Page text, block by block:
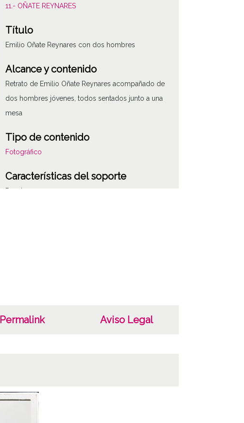
11.- OÑATE REYNARES
Título
Emilio Oñate Reynares con dos hombres
Alcance y contenido
Retrato de Emilio Oñate Reynares acompañado de
dos hombres jóvenes, todos sentados junto a una
mesa
Tipo de contenido
Fotográfico
Características del soporte
Papel
Permalink Aviso Legal